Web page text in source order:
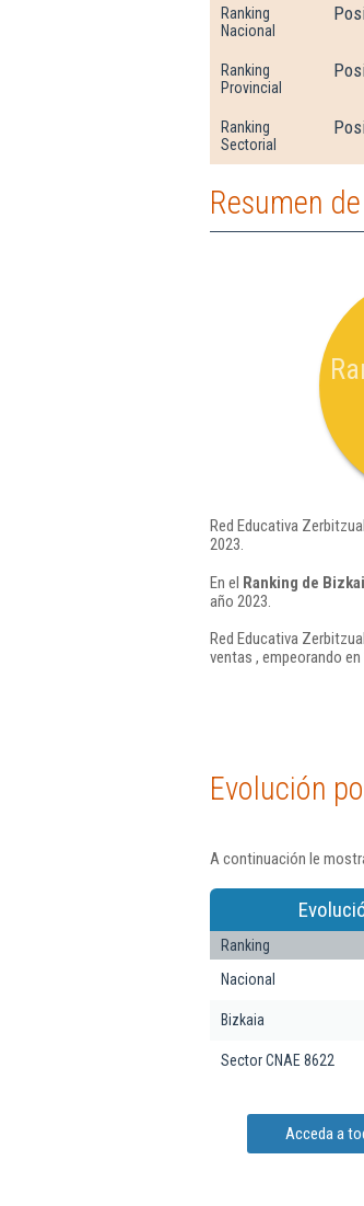
Ranking
Nacional
Ranking
Provincial
Ranking
Sectorial
Resumen
Red Educativa
2023.
En el Ranking de
año 2023.
Red Educativa
ventas , empeorando
Evolución
A continuación le
Ranking
Nacional
Bizkaia
Sector CNAE 8622
Acceda a